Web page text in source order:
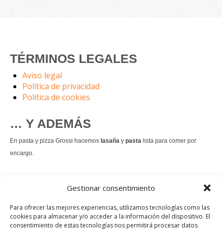
Gestionar consentimiento
Para ofrecer las mejores experiencias, utilizamos tecnologías como las
cookies para almacenar y/o acceder a la información del dispositivo. El
consentimiento de estas tecnologías nos permitirá procesar datos
TÉRMINOS LEGALES
Aviso legal
Política de privacidad
Política de cookies
… Y ADEMÁS
En pasta y pizza Grossi hacemos lasaña y pasta lista para comer por
encargo.
es un permanente.